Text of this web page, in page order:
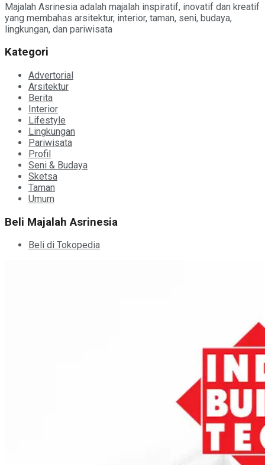
Majalah Asrinesia adalah majalah inspiratif, inovatif dan kreatif
yang membahas arsitektur, interior, taman, seni, budaya,
lingkungan, dan pariwisata
Kategori
Advertorial
Arsitektur
Berita
Interior
Lifestyle
Lingkungan
Pariwisata
Profil
Seni & Budaya
Sketsa
Taman
Umum
Beli Majalah Asrinesia
Beli di Tokopedia